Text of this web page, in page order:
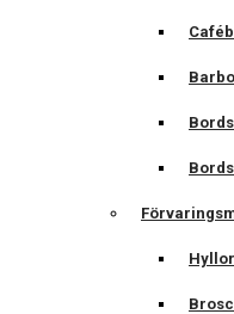
Hyllor